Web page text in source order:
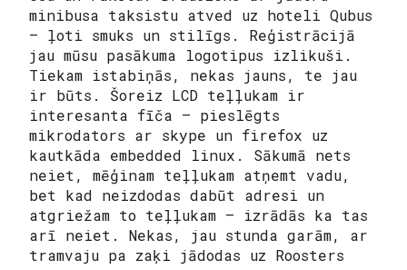
minibusa taksistu atved uz hoteli Qubus
– ļoti smuks un stilīgs. Reģistrācijā
jau mūsu pasākuma logotipus izlikuši.
Tiekam istabiņās, nekas jauns, te jau
ir būts. Šoreiz LCD teļļukam ir
interesanta fīča – pieslēgts
mikrodators ar skype un firefox uz
kautkāda embedded linux. Sākumā nets
neiet, mēģinam teļļukam atņemt vadu,
bet kad neizdodas dabūt adresi un
atgriežam to teļļukam – izrādās ka tas
arī neiet. Nekas, jau stunda garām, ar
tramvaju pa zaķi jādodas uz Roosters